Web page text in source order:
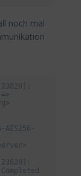
noch mal
AES256-